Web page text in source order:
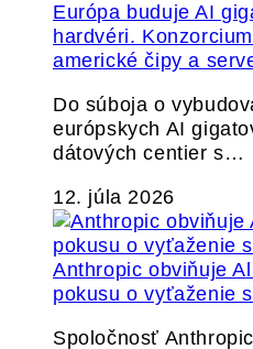
Európa buduje AI
hardvéri.
americké čipy a
Do súboja o
európskych AI
dátových centier s…
12. júla 2026
Anthropic obviňuje
pokusu o vyťaženie
Spoločnosť